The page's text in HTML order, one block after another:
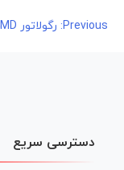
راهبری
Previous: رگولاتور TL431k SMD
دسترسی سریع